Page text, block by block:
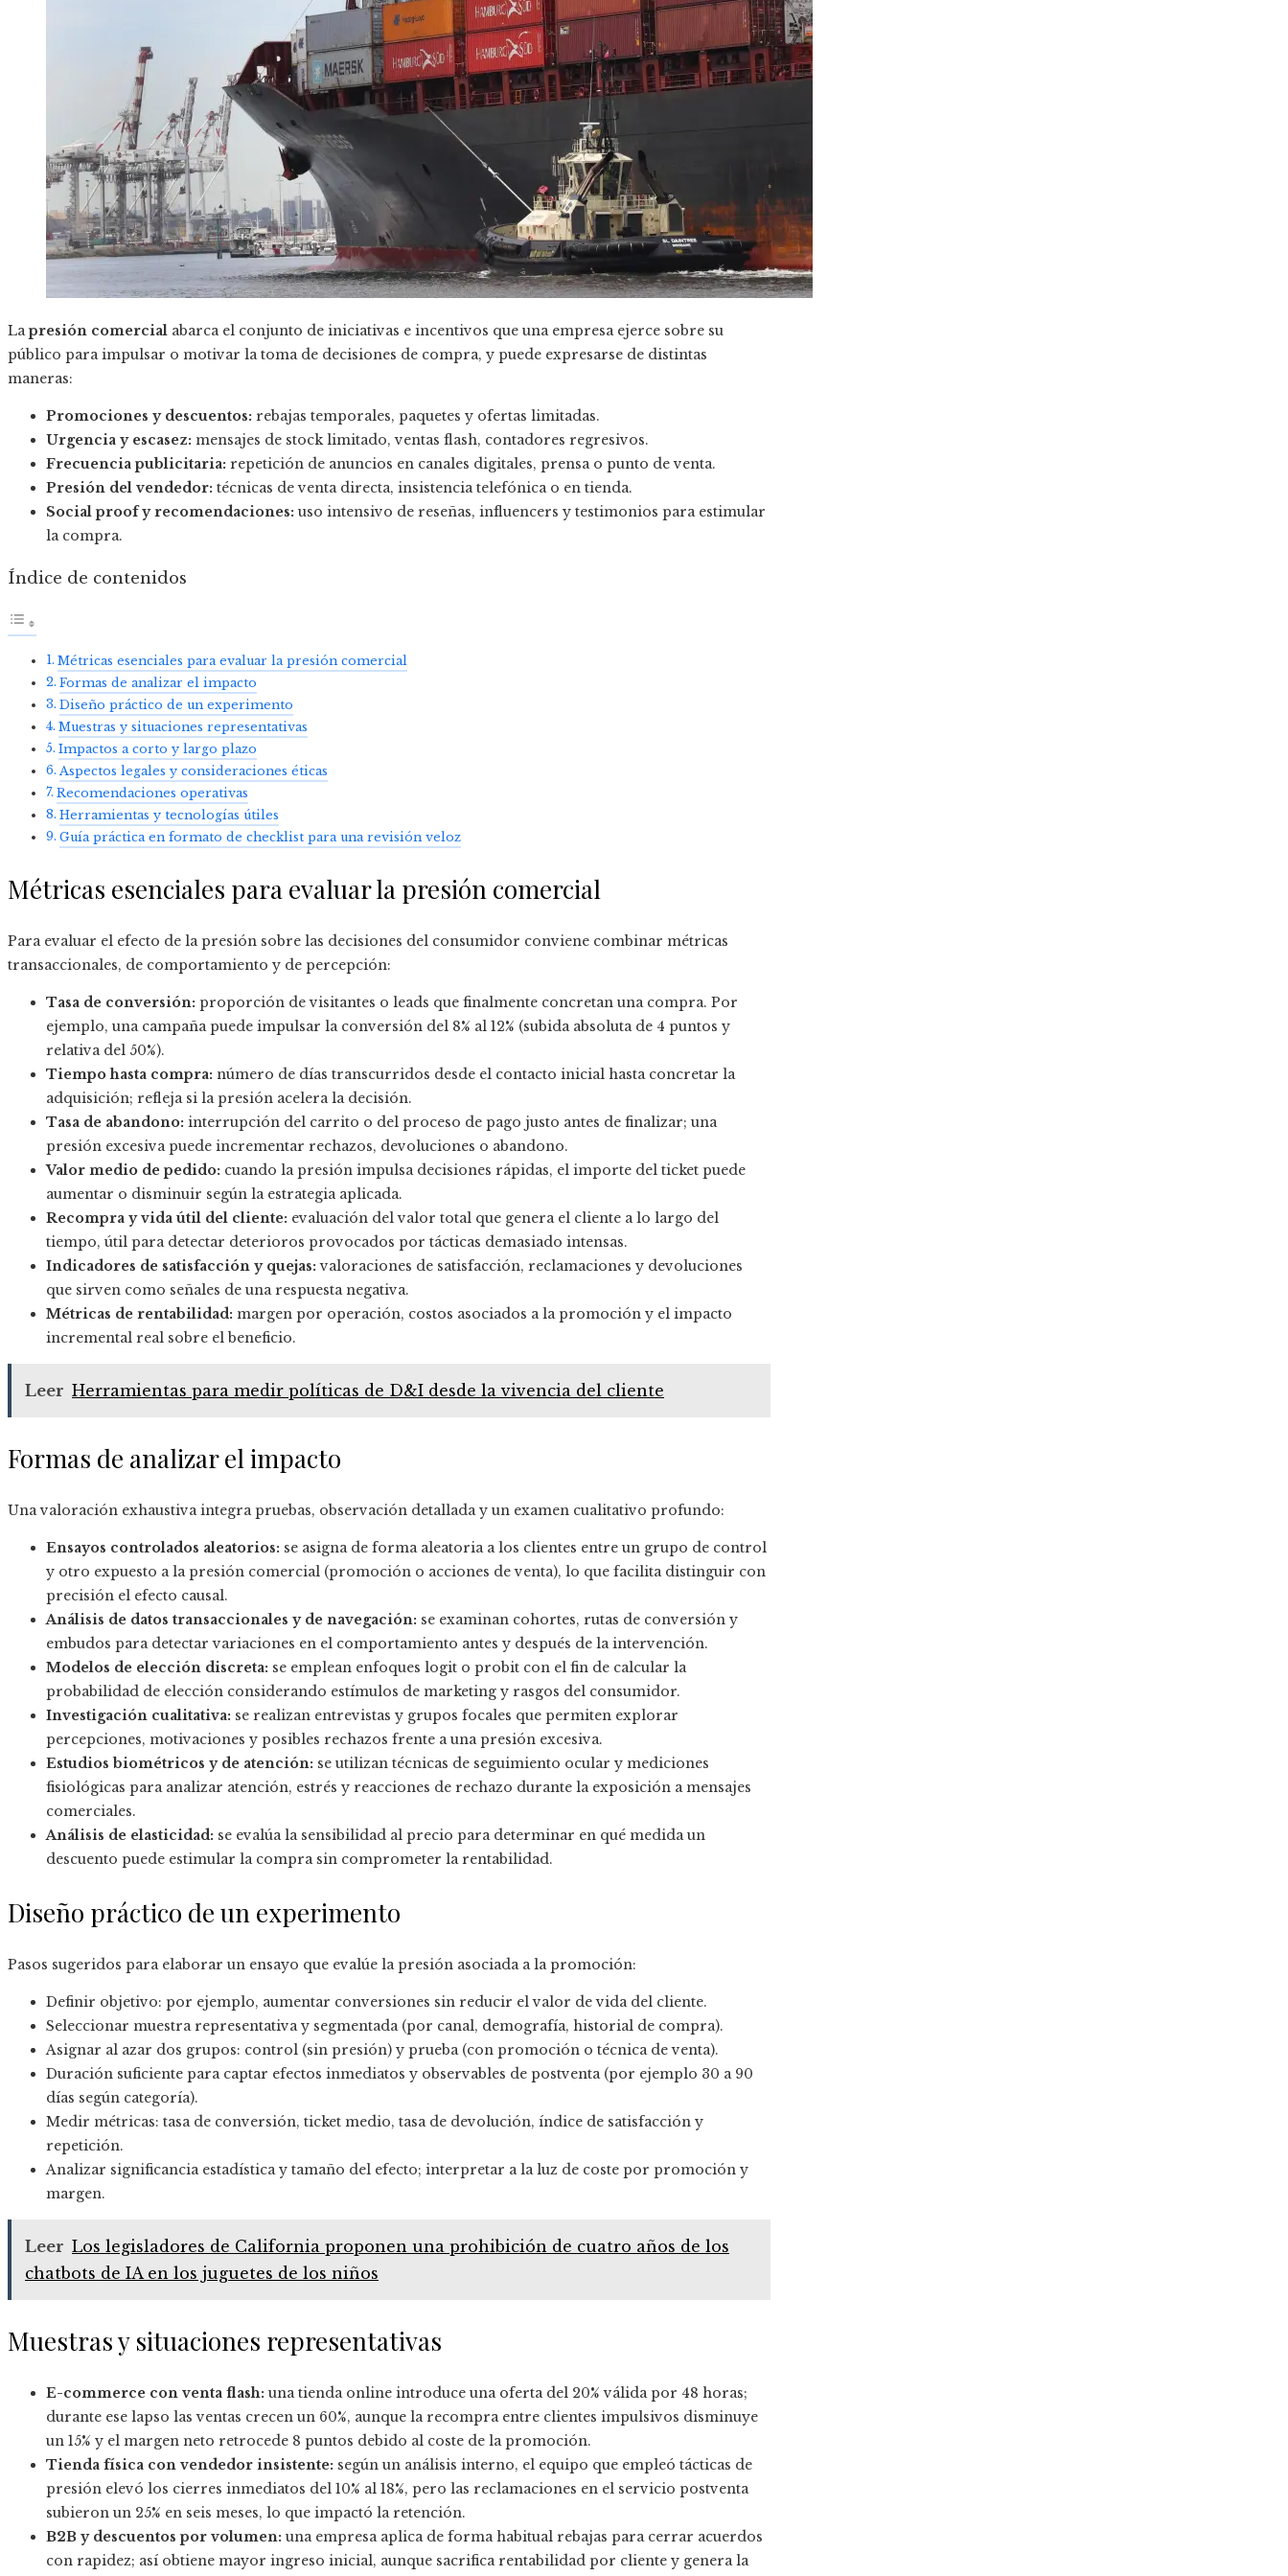
Lapresión comercial abarca el conjunto de iniciativas e incentivos que una empresa ejerce sobre su
público para impulsar o motivar la toma de decisiones de compra, y puede expresarse de distintas
maneras:
Promociones y descuentos: rebajas temporales, paquetes y ofertas limitadas.
Urgencia y escasez: mensajes de stock limitado, ventas flash, contadores regresivos.
Frecuencia publicitaria: repetición de anuncios en canales digitales, prensa o punto de venta.
Presión del vendedor: técnicas de venta directa, insistencia telefónica o en tienda.
Social proof y recomendaciones: uso intensivo de reseñas, influencers y testimonios para estimular
la compra.
Índice de contenidos
Métricas esenciales para evaluar la presión comercial
Formas de analizar el impacto
Diseño práctico de un experimento
Muestras y situaciones representativas
Impactos a corto y largo plazo
Aspectos legales y consideraciones éticas
Recomendaciones operativas
Herramientas y tecnologías útiles
Guía práctica en formato de checklist para una revisión veloz
Métricas esenciales para evaluar la presión comercial
Para evaluar el efecto de la presión sobre las decisiones del consumidor conviene combinar métricas
transaccionales, de comportamiento y de percepción:
Tasa de conversión: proporción de visitantes o leads que finalmente concretan una compra. Por
ejemplo, una campaña puede impulsar la conversión del 8% al 12% (subida absoluta de 4 puntos y
relativa del 50%).
Tiempo hasta compra: número de días transcurridos desde el contacto inicial hasta concretar la
adquisición; refleja si la presión acelera la decisión.
Tasa de abandono: interrupción del carrito o del proceso de pago justo antes de finalizar; una
presión excesiva puede incrementar rechazos, devoluciones o abandono.
Valor medio de pedido: cuando la presión impulsa decisiones rápidas, el importe del ticket puede
aumentar o disminuir según la estrategia aplicada.
Recompra y vida útil del cliente: evaluación del valor total que genera el cliente a lo largo del
tiempo, útil para detectar deterioros provocados por tácticas demasiado intensas.
Indicadores de satisfacción y quejas: valoraciones de satisfacción, reclamaciones y devoluciones
que sirven como señales de una respuesta negativa.
Métricas de rentabilidad: margen por operación, costos asociados a la promoción y el impacto
incremental real sobre el beneficio.
Leer Herramientas para medir políticas de D&I desde la vivencia del cliente
Formas de analizar el impacto
Una valoración exhaustiva integra pruebas, observación detallada y un examen cualitativo profundo:
Ensayos controlados aleatorios: se asigna de forma aleatoria a los clientes entre un grupo de control
y otro expuesto a la presión comercial (promoción o acciones de venta), lo que facilita distinguir con
precisión el efecto causal.
Análisis de datos transaccionales y de navegación: se examinan cohortes, rutas de conversión y
embudos para detectar variaciones en el comportamiento antes y después de la intervención.
Modelos de elección discreta: se emplean enfoques logit o probit con el fin de calcular la
probabilidad de elección considerando estímulos de marketing y rasgos del consumidor.
Investigación cualitativa: se realizan entrevistas y grupos focales que permiten explorar
percepciones, motivaciones y posibles rechazos frente a una presión excesiva.
Estudios biométricos y de atención: se utilizan técnicas de seguimiento ocular y mediciones
fisiológicas para analizar atención, estrés y reacciones de rechazo durante la exposición a mensajes
comerciales.
Análisis de elasticidad: se evalúa la sensibilidad al precio para determinar en qué medida un
descuento puede estimular la compra sin comprometer la rentabilidad.
Diseño práctico de un experimento
Pasos sugeridos para elaborar un ensayo que evalúe la presión asociada a la promoción:
Definir objetivo: por ejemplo, aumentar conversiones sin reducir el valor de vida del cliente.
Seleccionar muestra representativa y segmentada (por canal, demografía, historial de compra).
Asignar al azar dos grupos: control (sin presión) y prueba (con promoción o técnica de venta).
Duración suficiente para captar efectos inmediatos y observables de postventa (por ejemplo 30 a 90
días según categoría).
Medir métricas: tasa de conversión, ticket medio, tasa de devolución, índice de satisfacción y
repetición.
Analizar significancia estadística y tamaño del efecto; interpretar a la luz de coste por promoción y
margen.
Leer Los legisladores de California proponen una prohibición de cuatro años de los
chatbots de IA en los juguetes de los niños
Muestras y situaciones representativas
E-commerce con venta flash: una tienda online introduce una oferta del 20% válida por 48 horas;
durante ese lapso las ventas crecen un 60%, aunque la recompra entre clientes impulsivos disminuye
un 15% y el margen neto retrocede 8 puntos debido al coste de la promoción.
Tienda física con vendedor insistente: según un análisis interno, el equipo que empleó tácticas de
presión elevó los cierres inmediatos del 10% al 18%, pero las reclamaciones en el servicio postventa
subieron un 25% en seis meses, lo que impactó la retención.
B2B y descuentos por volumen: una empresa aplica de forma habitual rebajas para cerrar acuerdos
con rapidez; así obtiene mayor ingreso inicial, aunque sacrifica rentabilidad por cliente y genera la